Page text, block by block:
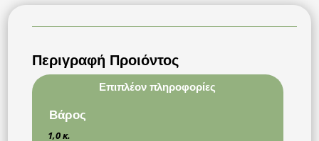
Περιγραφή Προιόντος
Επιπλέον πληροφορίες
Βάρος
1,0 κ.